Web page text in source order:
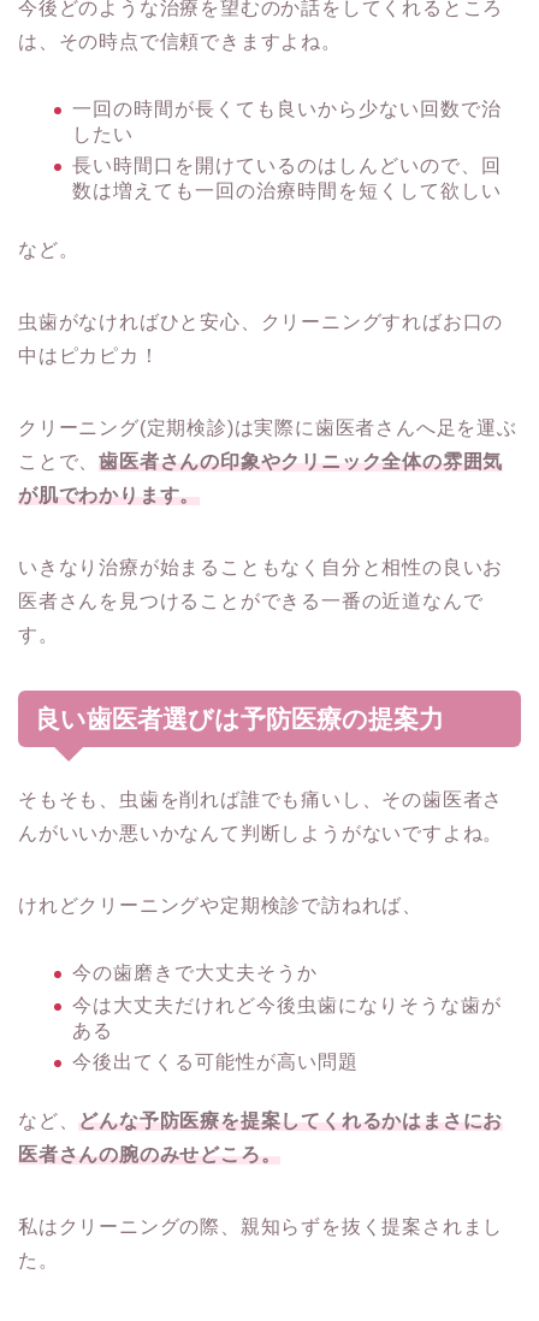
今後どのような治療を望むのか話をしてくれるところ
は、その時点で信頼できますよね。
一回の時間が長くても良いから少ない回数で治
したい
長い時間口を開けているのはしんどいので、回
数は増えても一回の治療時間を短くして欲しい
など。
虫歯がなければひと安心、クリーニングすればお口の
中はピカピカ！
クリーニング(定期検診)は実際に歯医者さんへ足を運ぶ
ことで、歯医者さんの印象やクリニック全体の雰囲気
が肌でわかります。
いきなり治療が始まることもなく自分と相性の良いお
医者さんを見つけることができる一番の近道なんで
す。
良い歯医者選びは予防医療の提案力
そもそも、虫歯を削れば誰でも痛いし、その歯医者さ
んがいいか悪いかなんて判断しようがないですよね。
けれどクリーニングや定期検診で訪ねれば、
今の歯磨きで大丈夫そうか
今は大丈夫だけれど今後虫歯になりそうな歯が
ある
今後出てくる可能性が高い問題
など、どんな予防医療を提案してくれるかはまさにお
医者さんの腕のみせどころ。
私はクリーニングの際、親知らずを抜く提案されまし
た。